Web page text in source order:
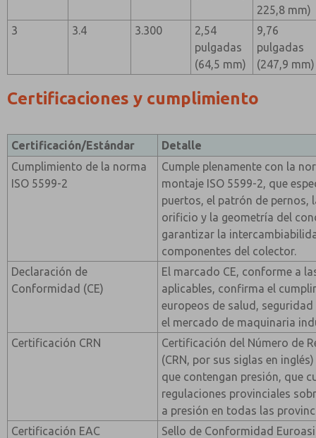
225,8 mm)
3
3.4 3.300
2,54
pulgadas
(64,5 mm)
9,76
pulgadas
(247,9 mm)
Certificaciones y cumplimiento
Certificación/Estándar
Detalle
Cumplimiento de la norma
ISO 5599-2
Cumple plenamente con la
montaje ISO 5599-2, que
puertos, el patrón de pernos,
orificio y la geometría del
garantizar la
componentes del colector.
Declaración de
Conformidad (CE)
El marcado CE, conforme a
aplicables, confirma el
europeos de salud,
el mercado de maquinaria
Certificación CRN
Certificación del Número de
(CRN, por sus siglas en
que contengan presión, que
regulaciones provinciales
a presión en todas las
Certificación EAC
Sello de Conformidad